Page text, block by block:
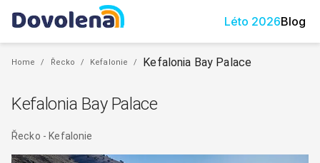
Léto 2026Blog
Home / Řecko / Kefalonie / Kefalonia Bay Palace
Kefalonia Bay Palace
Řecko - Kefalonie